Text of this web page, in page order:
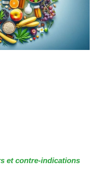
et contre-indications